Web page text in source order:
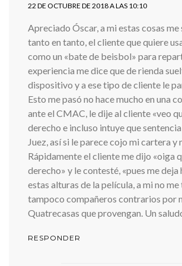
22 DE OCTUBRE DE 2018 A LAS 10:10
Apreciado Óscar, a mi estas cosas me
tanto en tanto, el cliente que quiere
como un «bate de beisbol» para
experiencia me dice que de rienda
dispositivo y a ese tipo de cliente le
Esto me pasó no hace mucho en una
ante el CMAC, le dije al cliente «veo
derecho e incluso intuye que
Juez, así si le parece cojo mi cartera y
Rápidamente el cliente me dijo «oiga
derecho» y le contesté, «pues me deja
estas alturas de la película, a mi no me
tampoco compañeros contrarios por
Quatrecasas que provengan. Un
RESPONDER